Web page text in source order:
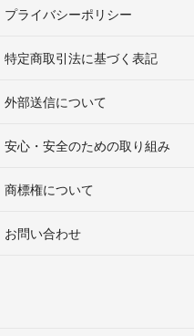
プライバシーポリシー
特定商取引法に基づく表記
外部送信について
安心・安全のための取り組み
商標権について
お問い合わせ